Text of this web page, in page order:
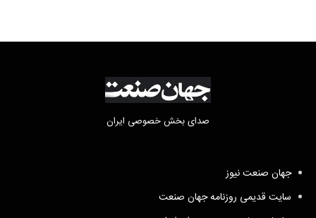
صدای بخش خصوصی ایران
جهان صنعت نیوز
سایت قدیمی روزنامه جهان صنعت